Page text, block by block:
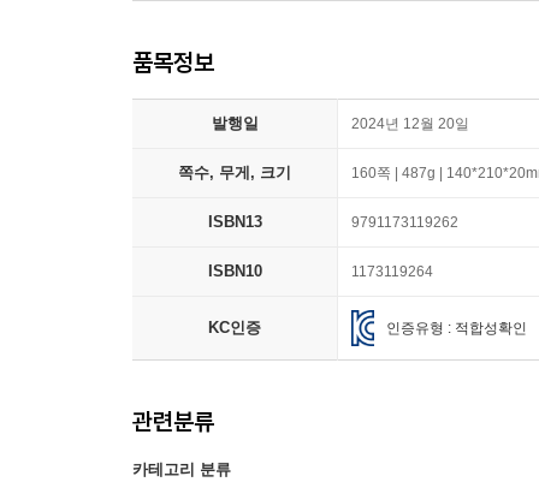
품목정보
발행일 2024년 12월 20일
쪽수, 무게, 크기 160쪽 | 487g |
ISBN13 9791173119262
ISBN10 1173119264
KC인증 인증유형 : 적합성확인
관련분류
카테고리 분류